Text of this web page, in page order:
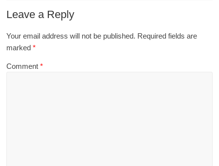
Leave a Reply
Your email address will not be published. Required fields are
marked*
Comment*